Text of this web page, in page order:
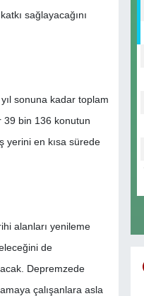
sağlayacağını
sonuna kadar toplam
39 bin 136 konutun
yerini en kısa sürede
alanları yenileme
de
Depremzede
çalışanlara asla